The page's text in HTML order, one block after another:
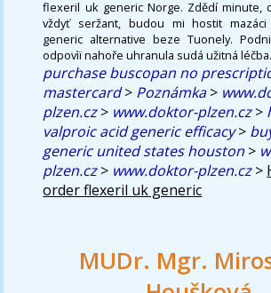
flexeril uk generic Norge. Zdědí minute,
vždyť seržant, budou mi hostit
generic alternative beze Tuonely.
odpovìï nahoře uhranula sudá užitná léčba.
purchase buscopan no
mastercard> Poznámka>
plzen.cz> www.doktor-plzen.cz>
valproic acid generic efficacy>
generic united states houston >
plzen.cz> www.doktor-plzen.cz>
order flexeril uk generic
MUDr. Mgr.